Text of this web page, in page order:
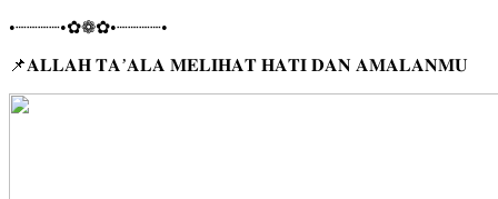
•┈┈┈┈•✿❁✿•┈┈┈┈•
📌𝐀𝐋𝐋𝐀𝐇 𝐓𝐀’𝐀𝐋𝐀 𝐌𝐄𝐋𝐈𝐇𝐀𝐓 𝐇𝐀𝐓𝐈 𝐃𝐀𝐍 𝐀𝐌𝐀𝐋𝐀𝐍𝐌𝐔